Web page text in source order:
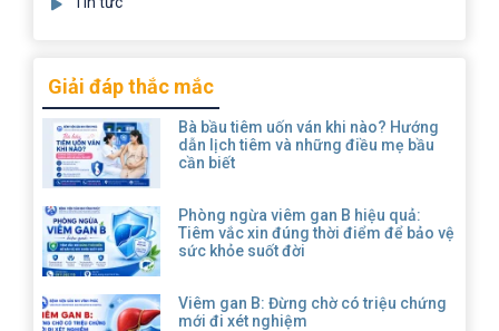
Giải đáp thắc mắc
Bà bầu tiêm uốn ván khi nào? Hướng
dẫn lịch tiêm và những điều mẹ bầu
cần biết
Phòng ngừa viêm gan B hiệu quả:
Tiêm vắc xin đúng thời điểm để bảo vệ
sức khỏe suốt đời
Viêm gan B: Đừng chờ có triệu chứng
mới đi xét nghiệm